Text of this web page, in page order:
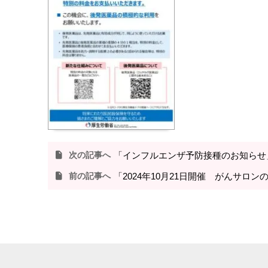
次の記事へ 「インフルエンザ予防接種のお知らせ
前の記事へ 「2024年10月21日開催 がんサロンの